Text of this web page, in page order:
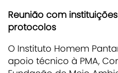
Reunião com
protocolos
O Instituto Homem
apoio técnico à PMA,